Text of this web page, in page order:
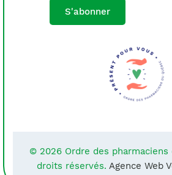
S'abonner
© 2026 Ordre des pharmaciens
droits réservés. Agence Web